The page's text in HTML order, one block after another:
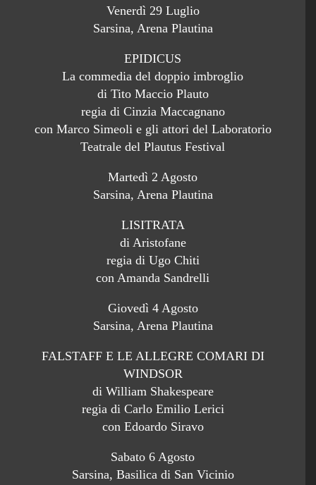
Venerdì 29 Luglio
Sarsina, Arena Plautina
EPIDICUS
La commedia del doppio imbroglio
di Tito Maccio Plauto
regia di Cinzia Maccagnano
con Marco Simeoli e gli attori del Laboratorio
Teatrale del Plautus Festival
Martedì 2 Agosto
Sarsina, Arena Plautina
LISITRATA
di Aristofane
regia di Ugo Chiti
con Amanda Sandrelli
Giovedì 4 Agosto
Sarsina, Arena Plautina
FALSTAFF E LE ALLEGRE COMARI DI
WINDSOR
di William Shakespeare
regia di Carlo Emilio Lerici
con Edoardo Siravo
Sabato 6 Agosto
Sarsina, Basilica di San Vicinio